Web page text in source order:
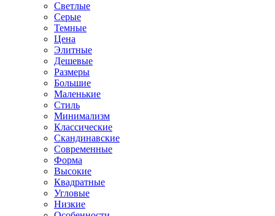
Светлые
Серые
Темные
Цена
Элитные
Дешевые
Размеры
Большие
Маленькие
Стиль
Минимализм
Классические
Скандинавские
Современные
Форма
Высокие
Квадратные
Угловые
Низкие